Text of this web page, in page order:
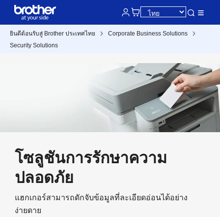
ยินดีต้อนรับสู่ Brother ประเทศไทย
Corporate Business Solutions
Security Solutions
โซลูชันการรักษาความ
ปลอดภัย
แฮกเกอร์สามารถดักจับข้อมูลที่ละเอียดอ่อนได้อย่าง
ง่ายดาย